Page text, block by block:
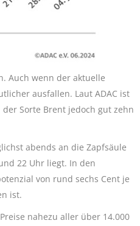
Auch wenn der aktuelle
ausfallen. Laut ADAC ist
Sorte Brent jedoch gut zehn
abends an die Zapfsäule
22 Uhr liegt. In den
von rund sechs Cent je
ist.
nahezu aller über 14.000